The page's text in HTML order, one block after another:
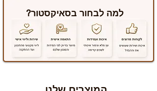
למה לבחור בסאיקסטור?